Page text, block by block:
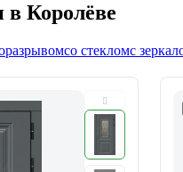
в Королёве
со стекломс